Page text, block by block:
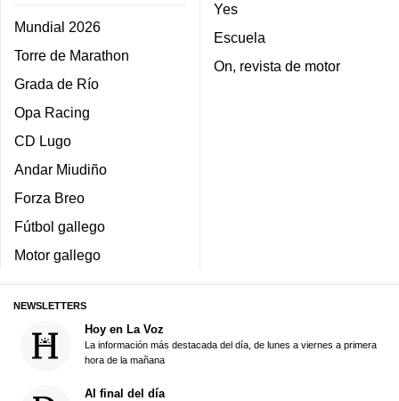
Mundial 2026
Torre de Marathon
Grada de Río
Opa Racing
CD Lugo
Andar Miudiño
Forza Breo
Fútbol gallego
Motor gallego
Yes
Escuela
On, revista de motor
NEWSLETTERS
Hoy en La Voz
La información más destacada del día, de lunes a viernes a primera
hora de la mañana
Al final del día